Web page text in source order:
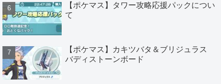
【ポケマス】タワー攻略応援パックについ
て
【ポケマス】カキツバタ＆ブリジュラス
バディストーンボード